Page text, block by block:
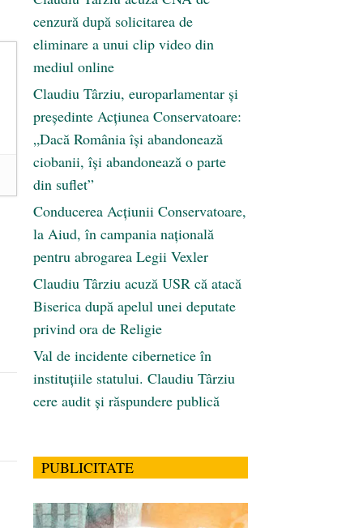
cenzură după solicitarea de
eliminare a unui clip video din
mediul online
Claudiu Târziu, europarlamentar și
președinte Acțiunea Conservatoare:
„Dacă România își abandonează
ciobanii, își abandonează o parte
din suflet”
Conducerea Acțiunii Conservatoare,
la Aiud, în campania națională
pentru abrogarea Legii Vexler
Claudiu Târziu acuză USR că atacă
Biserica după apelul unei deputate
privind ora de Religie
Val de incidente cibernetice în
instituțiile statului. Claudiu Târziu
cere audit și răspundere publică
PUBLICITATE